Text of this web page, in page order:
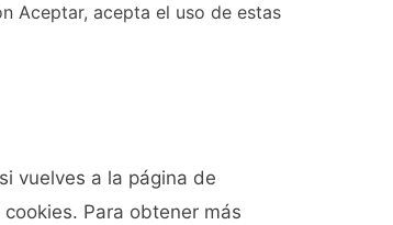
Aceptar, acepta el uso de estas
vuelves a la página de
Para obtener más